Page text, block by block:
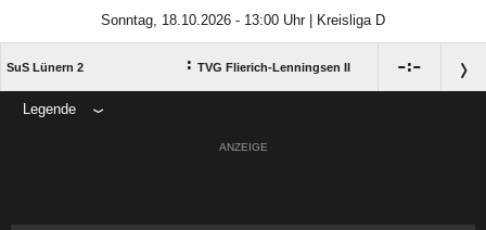
Sonntag, 18.10.2026 - 13:00 Uhr | Kreisliga D
SuS Lünern 2 : TVG Flierich-Lenningsen II :
Legende
ANZEIGE